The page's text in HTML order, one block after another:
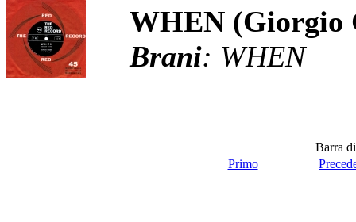
WHEN (Giorgio
Brani: WHEN
Barra
Primo